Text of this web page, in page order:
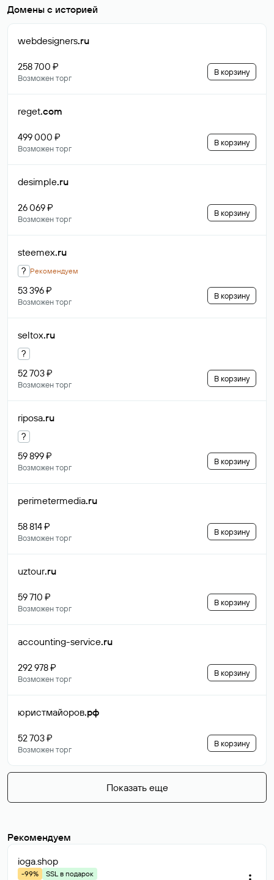
Домены с историей
webdesigners.ru
258 700 ₽
Возможен торг
В корзину
reget.com
499 000 ₽
Возможен торг
В корзину
desimple.ru
26 069 ₽
Возможен торг
В корзину
steemex.ru
? Рекомендуем
53 396 ₽
Возможен торг
В корзину
seltox.ru
?
52 703 ₽
Возможен торг
В корзину
riposa.ru
?
59 899 ₽
Возможен торг
В корзину
perimetermedia.ru
58 814 ₽
Возможен торг
В корзину
uztour.ru
59 710 ₽
Возможен торг
В корзину
accounting-service.ru
292 978 ₽
Возможен торг
В корзину
юристмайоров.рф
52 703 ₽
Возможен торг
В корзину
Показать еще
Рекомендуем
ioga.shop
-99%
SSL в подарок